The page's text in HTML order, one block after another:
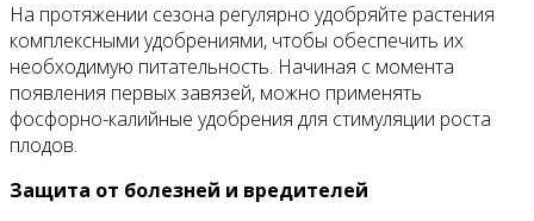
На протяжении сезона регулярно удобряйте растения
комплексными удобрениями, чтобы обеспечить их
необходимую питательность. Начиная с момента
появления первых завязей, можно применять
фосфорно-калийные удобрения для стимуляции роста
плодов.
Защита от болезней и вредителей